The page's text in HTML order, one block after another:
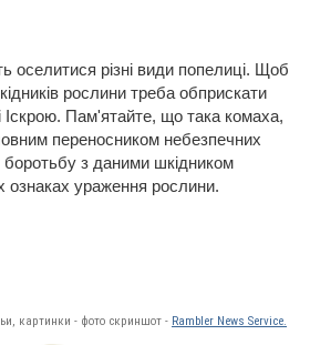
оселитися різні види попелиці. Щоб
рослини треба обприскати
Іскрою. Пам'ятайте, що така комаха,
переносником небезпечних
боротьбу з даними шкідником
ураження рослини.
картинки - фото скриншот - Rambler News Service.